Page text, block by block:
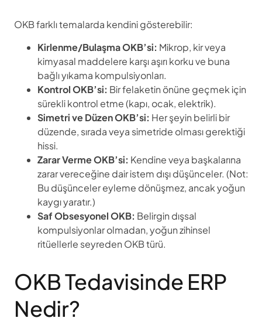
OKB farklı temalarda kendini gösterebilir:
Kirlenme/Bulaşma OKB’si: Mikrop, kir veya
kimyasal maddelere karşı aşırı korku ve buna
bağlı yıkama kompulsiyonları.
Kontrol OKB’si: Bir felaketin önüne geçmek için
sürekli kontrol etme (kapı, ocak, elektrik).
Simetri ve Düzen OKB’si: Her şeyin belirli bir
düzende, sırada veya simetride olması gerektiği
hissi.
Zarar Verme OKB’si: Kendine veya başkalarına
zarar vereceğine dair istem dışı düşünceler. (Not:
Bu düşünceler eyleme dönüşmez, ancak yoğun
kaygı yaratır.)
Saf Obsesyonel OKB: Belirgin dışsal
kompulsiyonlar olmadan, yoğun zihinsel
ritüellerle seyreden OKB türü.
OKB Tedavisinde ERP
Nedir?